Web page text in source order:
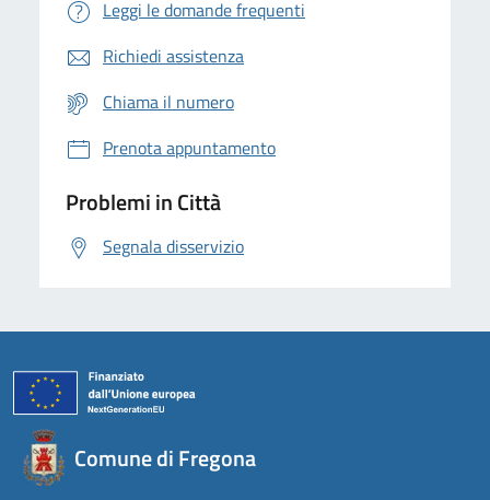
Leggi le domande frequenti
Richiedi assistenza
Chiama il numero
Prenota appuntamento
Problemi in Città
Segnala disservizio
Comune di Fregona